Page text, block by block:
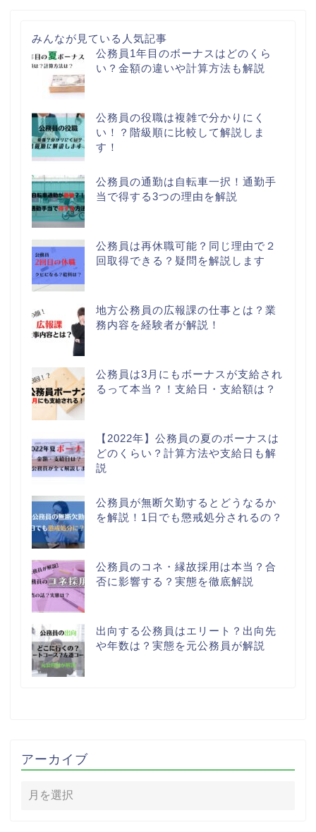
みんなが見ている人気記事
公務員1年目のボーナスはどのくら
い？金額の違いや計算方法も解説
公務員の役職は複雑で分かりにく
い！？階級順に比較して解説しま
す！
公務員の通勤は自転車一択！通勤手
当で得する3つの理由を解説
公務員は再休職可能？同じ理由で２
回取得できる？疑問を解説します
地方公務員の広報課の仕事とは？業
務内容を経験者が解説！
公務員は3月にもボーナスが支給され
るって本当？！支給日・支給額は？
【2022年】公務員の夏のボーナスは
どのくらい？計算方法や支給日も解
説
公務員が無断欠勤するとどうなるか
を解説！1日でも懲戒処分されるの？
公務員のコネ・縁故採用は本当？合
否に影響する？実態を徹底解説
出向する公務員はエリート？出向先
や年数は？実態を元公務員が解説
アーカイブ